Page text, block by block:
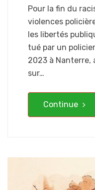
Pour la fin du
violences
les libertés
tué par un
2023 à Nanterre,
sur…
Continue